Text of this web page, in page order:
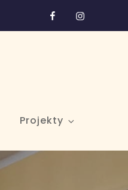
FacebookInstagram
Projekty